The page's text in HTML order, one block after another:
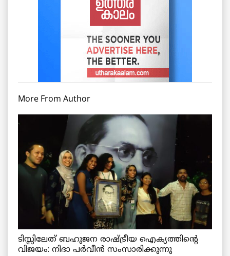
More From Author
ടിസ്സിലേത് ബഹുജന രാഷ്ട്രീയ ഐക്യത്തിന്റെ
വിജയം: നിദാ പർവീൻ സംസാരിക്കുന്നു